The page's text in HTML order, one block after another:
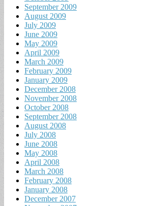
September 2009
August 2009
July 2009
June 2009
May 2009
April 2009
March 2009
February 2009
January 2009
December 2008
November 2008
October 2008
September 2008
August 2008
July 2008
June 2008
May 2008
April 2008
March 2008
February 2008
January 2008
December 2007